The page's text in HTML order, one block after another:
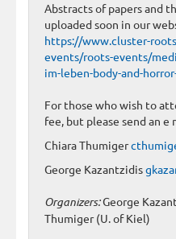
Abstracts of papers and
uploaded soon in our
https://www.cluster-
events/roots-events/
im-leben-body-and-
For those who wish to
fee, but please send an e
Chiara Thumiger
George Kazantzidis
Organizers:George
Thumiger (U. of Kiel)